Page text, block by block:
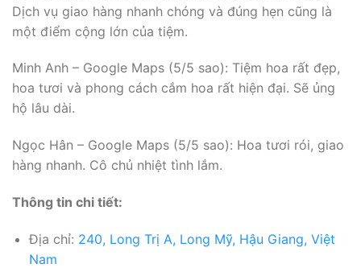
Dịch vụ giao hàng nhanh chóng và đúng hẹn cũng là
một điểm cộng lớn của tiệm.
Minh Anh – Google Maps (5/5 sao): Tiệm hoa rất đẹp,
hoa tươi và phong cách cắm hoa rất hiện đại. Sẽ ủng
hộ lâu dài.
Ngọc Hân – Google Maps (5/5 sao): Hoa tươi rói, giao
hàng nhanh. Cô chủ nhiệt tình lắm.
Thông tin chi tiết:
Địa chỉ: 240, Long Trị A, Long Mỹ, Hậu Giang, Việt
Nam